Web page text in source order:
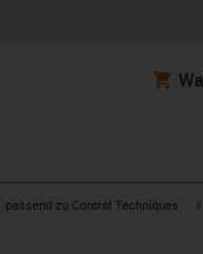
igus-icon-arrow-right
passend zu Control Techniques